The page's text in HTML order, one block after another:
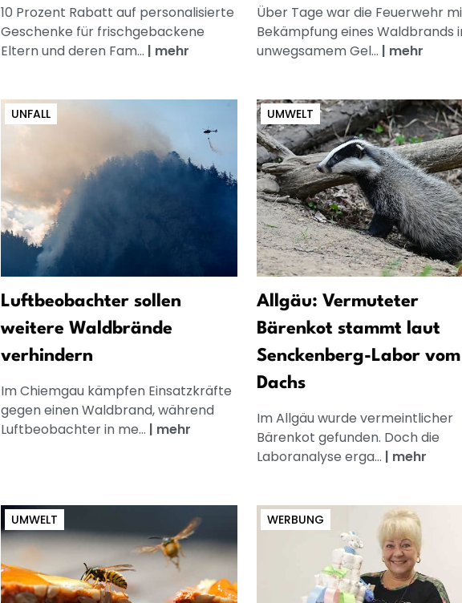
10 Prozent Rabatt auf personalisierte
Geschenke für frischgebackene
Eltern und deren Fam... | mehr
Über Tage war die Feuerwehr
Bekämpfung eines Waldbrands
unwegsamem Gel... | mehr
UNFALL
Luftbeobachter sollen
weitere Waldbrände
verhindern
Im Chiemgau kämpfen Einsatzkräfte
gegen einen Waldbrand, während
Luftbeobachter in me... | mehr
UMWELT
Allgäu: Vermuteter
Bärenkot stammt laut
Senckenberg-Labor vom
Dachs
Im Allgäu wurde vermeintlicher
Bärenkot gefunden. Doch die
Laboranalyse erga... | mehr
UMWELT WERBUNG